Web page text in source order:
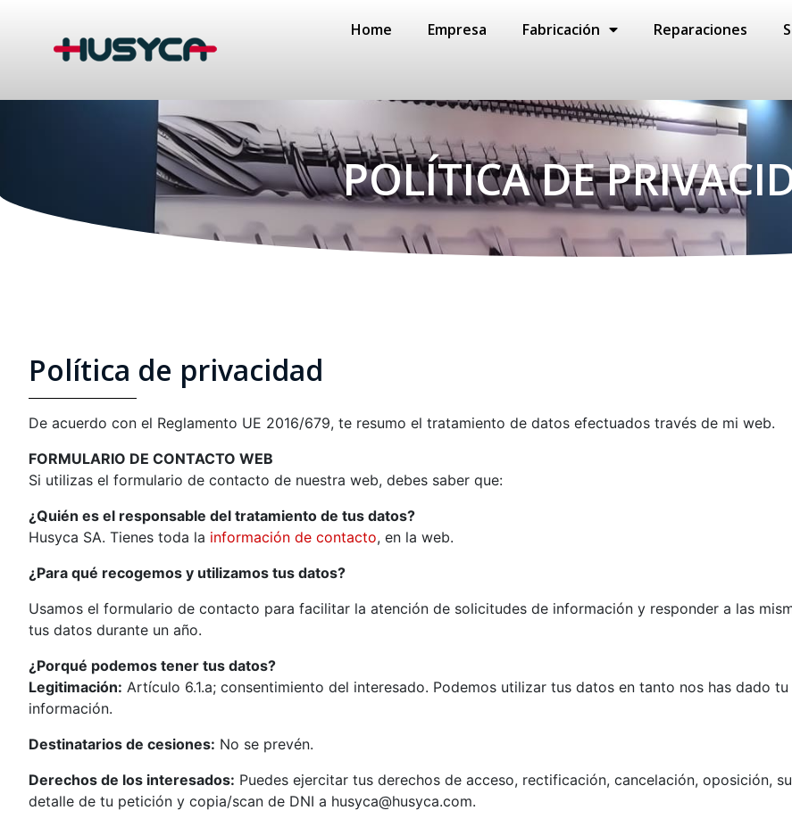
Home Empresa Fabricación Reparaciones
POLÍTICA DE
Política de privacidad
De acuerdo con el Reglamento UE 2016/679, te resumo el tratamiento de datos efectuados través de mi web.
FORMULARIO DE CONTACTO WEB
Si utilizas el formulario de contacto de nuestra web, debes saber que:
¿Quién es el responsable del tratamiento de tus datos?
Husyca SA. Tienes toda la información de contacto, en la web.
¿Para qué recogemos y utilizamos tus datos?
Usamos el formulario de contacto para facilitar la atención de solicitudes de información y responder a las
tus datos durante un año.
¿Porqué podemos tener tus datos?
Legitimación: Artículo 6.1.a; consentimiento del interesado. Podemos utilizar tus datos en tanto nos has dado
información.
Destinatarios de cesiones: No se prevén.
Derechos de los interesados: Puedes ejercitar tus derechos de acceso, rectificación, cancelación, oposición,
detalle de tu petición y copia/scan de DNI a husyca@husyca.com.